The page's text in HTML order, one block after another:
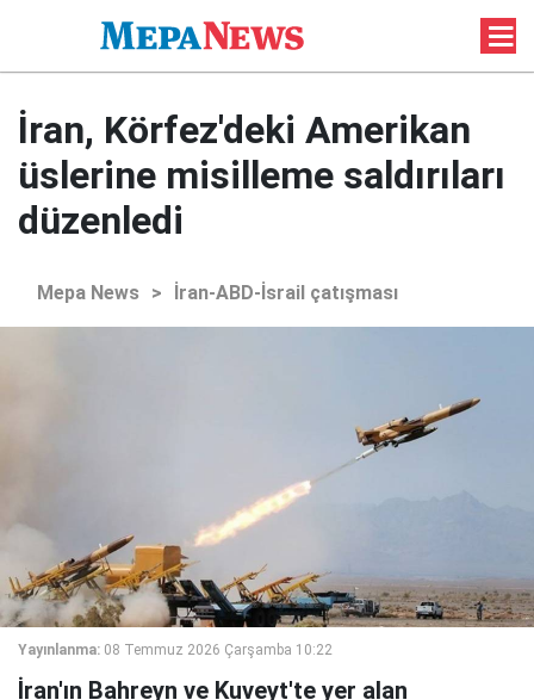
İran, Körfez'deki Amerikan
üslerine misilleme saldırıları
düzenledi
Mepa News > İran-ABD-İsrail çatışması
Yayınlanma: 08 Temmuz 2026 Çarşamba 10:22
İran'ın Bahreyn ve Kuveyt'te yer alan